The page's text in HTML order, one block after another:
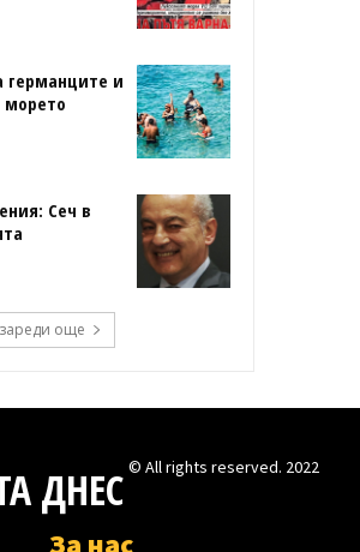
германците и
морето
Сеч в
зареди още
ДНЕС © All rights reserved. 2022
За нас